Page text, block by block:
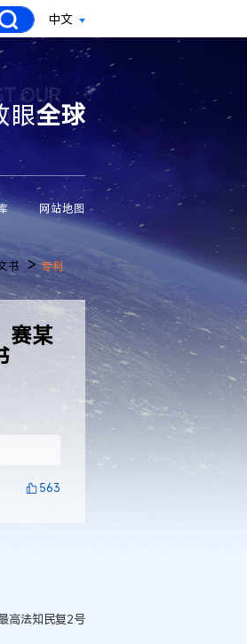
中文
OUR
眼全球
网站地图
书 >专利
赛某
563
高法知民复2号